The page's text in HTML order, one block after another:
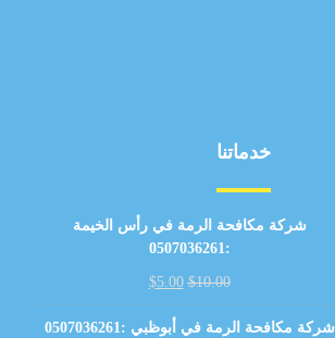
خدماتنا
شركة مكافحة الرمة في رأس الخيمة
:0507036261
$10.00
$5.00
شركة مكافحة الرمة في أبوظبي :0507036261